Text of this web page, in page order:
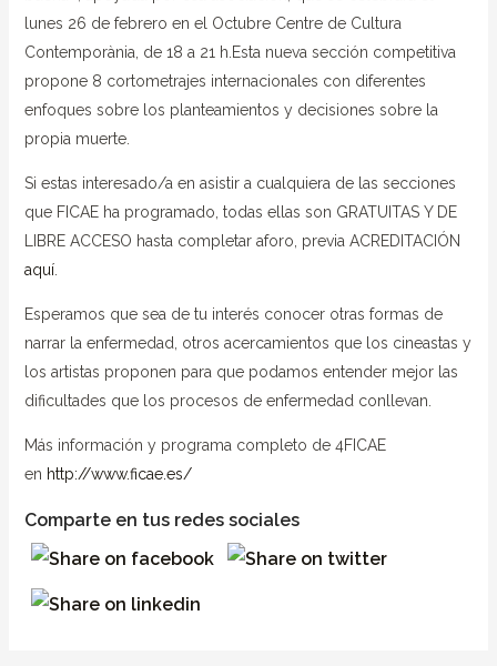
lunes 26 de febrero en el Octubre Centre de Cultura
Contemporània, de 18 a 21 h.Esta nueva sección competitiva
propone 8 cortometrajes internacionales con diferentes
enfoques sobre los planteamientos y decisiones sobre la
propia muerte.
Si estas interesado/a en asistir a cualquiera de las secciones
que FICAE ha programado, todas ellas son GRATUITAS Y DE
LIBRE ACCESO hasta completar aforo, previa ACREDITACIÓN
aquí.
Esperamos que sea de tu interés conocer otras formas de
narrar la enfermedad, otros acercamientos que los cineastas y
los artistas proponen para que podamos entender mejor las
dificultades que los procesos de enfermedad conllevan.
Más información y programa completo de 4FICAE
en http://www.ficae.es/
Comparte en tus redes sociales